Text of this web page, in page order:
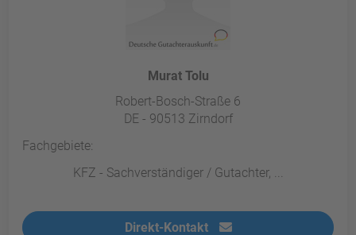
Murat Tolu
Robert-Bosch-Straße 6
DE - 90513 Zirndorf
Fachgebiete:
KFZ - Sachverständiger / Gutachter, ...
Direkt-Kontakt